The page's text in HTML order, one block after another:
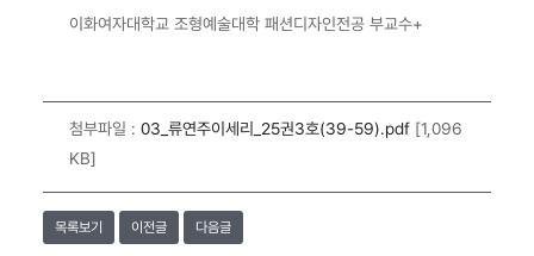
이화여자대학교 조형예술대학 패션디자인전공 부교수+
첨부파일 : 03_류연주이세리_25권3호(39-59).pdf[1,096
KB]
목록보기 이전글 다음글